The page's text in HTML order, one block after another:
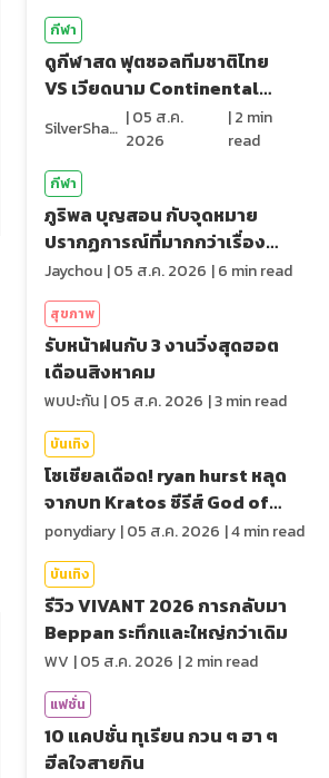
กีฬา
ดูกีฬาสด ฟุตซอลทีมชาติไทย
VS เวียดนาม Continental
Futsal2026
SilverShark |05 ส.ค.
2026
|2 min
read
กีฬา
ภูริพล บุญสอน กับจุดหมาย
ปรากฏการณ์ที่มากกว่าเรื่อง
ของสถิติ
Jaychou |05 ส.ค. 2026 |6 min read
สุขภาพ
รับหน้าฝนกับ 3 งานวิ่งสุดฮอต
เดือนสิงหาคม
พบปะกัน |05 ส.ค. 2026 |3min read
บันเทิง
โซเชียลเดือด! ryan hurst หลุด
จากบท Kratos ซีรีส์ God of
War
ponydiary |05 ส.ค. 2026 |4min read
บันเทิง
รีวิว VIVANT 2026 การกลับมา
Beppan ระทึกและใหญ่กว่าเดิม
WV |05 ส.ค. 2026 |2 min read
แฟชั่น
10 แคปชั่น ทุเรียน กวน ๆ ฮา ๆ
ฮีลใจสายกิน